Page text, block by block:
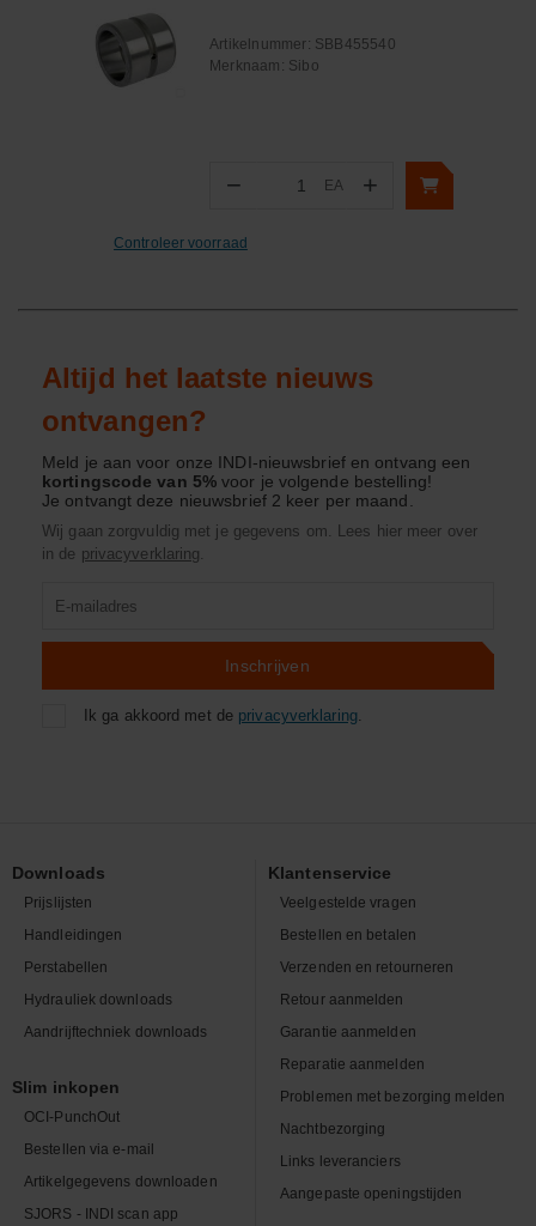
Artikelnummer: SBB455540
Merknaam: Sibo
− Aantal
EA +
Controleer voorraad
Altijd het laatste nieuws
ontvangen?
Meld je aan voor onze INDI-nieuwsbrief en ontvang een
kortingscode van 5%voor je volgende bestelling!
Je ontvangt deze nieuwsbrief 2 keer per maand.
Wij gaan zorgvuldig met je gegevens om. Lees hier meer over
in de privacyverklaring.
Inschrijven
Ik ga akkoord met de privacyverklaring.
Downloads
Prijslijsten
Handleidingen
Perstabellen
Hydrauliek downloads
Aandrijftechniek downloads
Slim inkopen
OCI-PunchOut
Bestellen via e-mail
Artikelgegevens downloaden
SJORS - INDI scan app
Klantenservice
Veelgestelde vragen
Bestellen en betalen
Verzenden en retourneren
Retour aanmelden
Garantie aanmelden
Reparatie aanmelden
Problemen met bezorging melden
Nachtbezorging
Links leveranciers
Aangepaste openingstijden